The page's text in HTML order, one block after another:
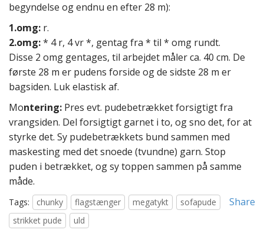
begyndelse og endnu en efter 28 m):
1.omg: r.
2.omg:* 4 r, 4 vr *, gentag fra * til * omg rundt.
Disse 2 omg gentages, til arbejdet måler ca. 40 cm. De
første 28 m er pudens forside og de sidste 28 m er
bagsiden. Luk elastisk af.
Montering: Pres evt. pudebetrækket forsigtigt fra
vrangsiden. Del forsigtigt garnet i to, og sno det, for at
styrke det. Sy pudebetrækkets bund sammen med
maskesting med det snoede (tvundne) garn. Stop
puden i betrækket, og sy toppen sammen på samme
måde.
Share
Tags: chunky flagstænger megatykt
sofapude
strikket pude
uld